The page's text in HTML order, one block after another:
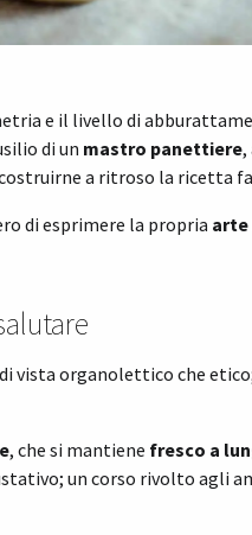
e il livello di
di un mastro panettiere,
a ritroso la ricetta
di esprimere la propria arte
vista organolettico che
, che si mantiene fresco a
un corso rivolto agli